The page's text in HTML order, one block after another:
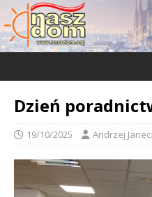
Dzień
19/10/2025 Andrzej